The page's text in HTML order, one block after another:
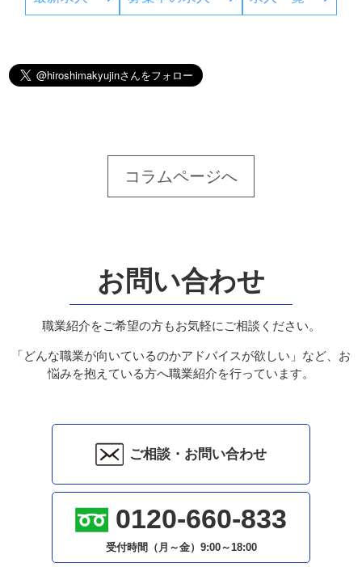
コラムページへ
お問い合わせ
職業紹介をご希望の方もお気軽にご相談ください。
「どんな職業が向いているのかアドバイスが欲しい」など、お
悩みを抱えている方へ職業紹介を行っています。
ご相談・お問い合わせ
0120-660-833
受付時間（月～金） 9:00～18:00